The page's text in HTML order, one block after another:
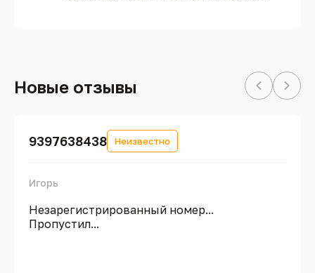
Новые отзывы
9397638438 Неизвестно
Игорь
Незарегистрированный номер...
Пропустил...